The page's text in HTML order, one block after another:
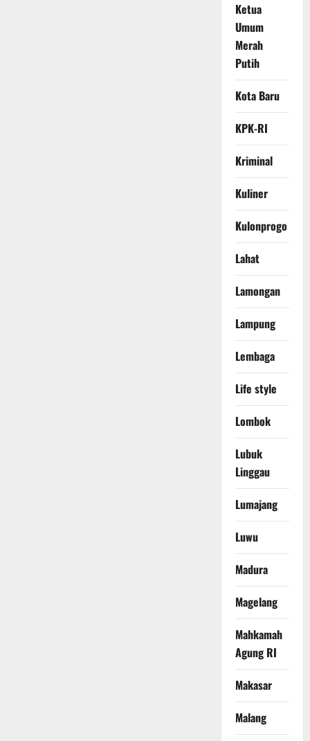
Ketua
Umum
Merah
Putih
Kota Baru
KPK-RI
Kriminal
Kuliner
Kulonprogo
Lahat
Lamongan
Lampung
Lembaga
Life style
Lombok
Lubuk
Linggau
Lumajang
Luwu
Madura
Magelang
Mahkamah
Agung RI
Makasar
Malang